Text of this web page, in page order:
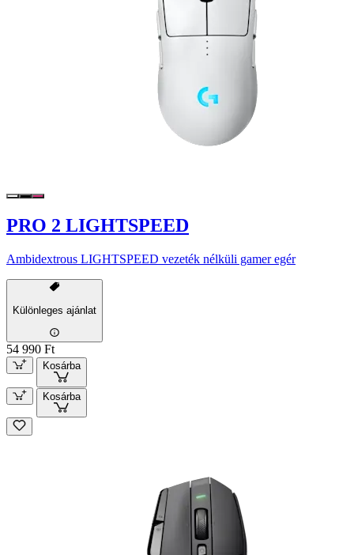
PRO 2 LIGHTSPEED
Ambidextrous LIGHTSPEED vezeték nélküli gamer egér
Különleges ajánlat
54 990 Ft
Kosárba
Kosárba